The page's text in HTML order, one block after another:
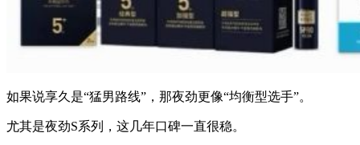
如果说享久是“猛男路线”，那夜劲更像“均衡型选手”。
尤其是夜劲S系列，这几年口碑一直很稳。